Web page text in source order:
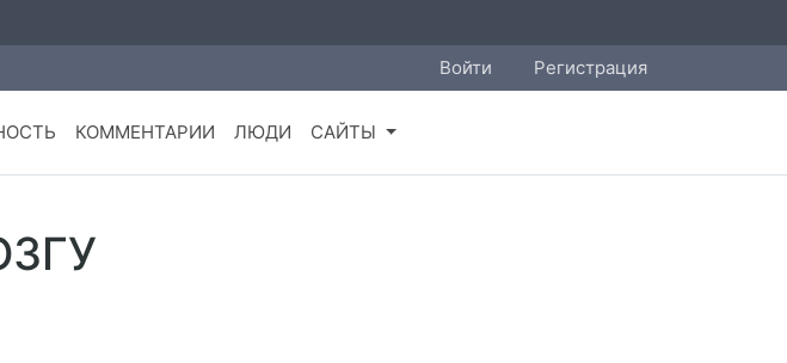
Войти Регистрация
КОММЕНТАРИИ ЛЮДИ САЙТЫ